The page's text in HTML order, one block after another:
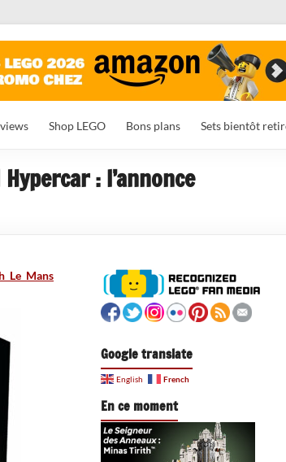
Shop LEGO Bons plans Sets bientôt
: l’annonce
Le Mans
Google translate
English French
En ce moment